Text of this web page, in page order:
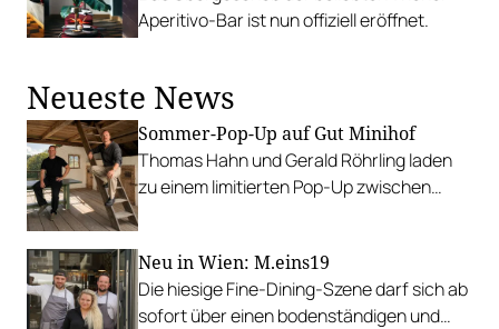
Aperitivo-Bar ist nun offiziell eröffnet.
Neueste News
Sommer-Pop-Up auf Gut Minihof
Thomas Hahn und Gerald Röhrling laden
zu einem limitierten Pop-Up zwischen
Neu in Wien: M.eins19
Die hiesige Fine-Dining-Szene darf sich ab
sofort über einen bodenständigen und